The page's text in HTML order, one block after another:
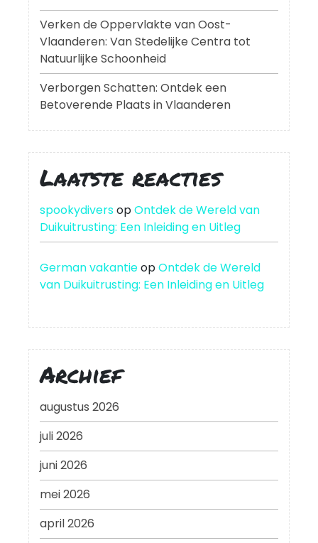
Verken de Oppervlakte van Oost-
Vlaanderen: Van Stedelijke Centra tot
Natuurlijke Schoonheid
Verborgen Schatten: Ontdek een
Betoverende Plaats in Vlaanderen
Laatste reacties
spookydiversopOntdek de Wereld van
Duikuitrusting: Een Inleiding en Uitleg
German vakantieopOntdek de Wereld
van Duikuitrusting: Een Inleiding en Uitleg
Archief
augustus 2026
juli 2026
juni 2026
mei 2026
april 2026